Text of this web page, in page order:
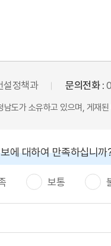
설정책과 문의전화 :
도가 소유하고 있으며, 게재
에 대하여 만족하십니까
보통